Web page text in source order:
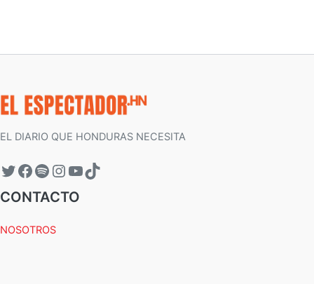
EL DIARIO QUE HONDURAS NECESITA
CONTACTO
NOSOTROS